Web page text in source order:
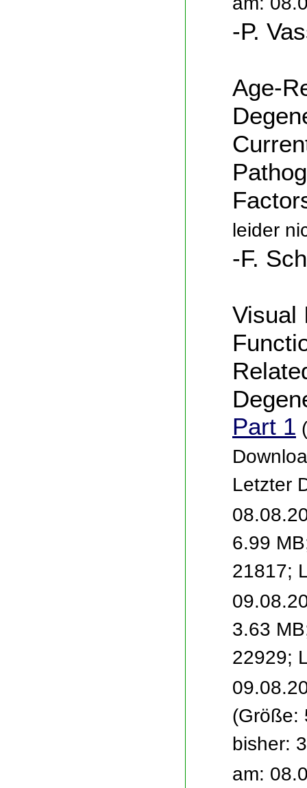
-P.
Age-
leider
-F.
Visual
Part 1
Letzter
6.99
21817;
3.63
22929;
(Größe:
bisher:
am: